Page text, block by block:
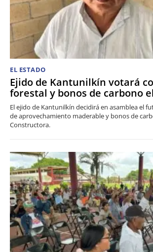
EL ESTADO
Ejido de Kantunilkín votará
forestal y bonos de carbono
El ejido de Kantunilkín decidirá en asamblea el
de aprovechamiento maderable y bonos de
Constructora.